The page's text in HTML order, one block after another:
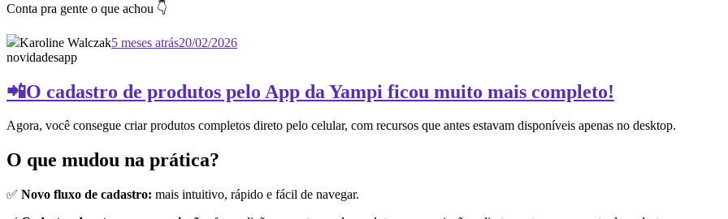
Conta pra gente o que achou 👇
Karoline Walczak5 meses atrás20/02/2026
novidadesapp
📲O cadastro de produtos pelo App da Yampi ficou muito mais completo!
Agora, você consegue criar produtos completos direto pelo celular, com recursos que antes estavam disponíveis apenas no desktop.
O que mudou na prática?
✅ Novo fluxo de cadastro: mais intuitivo, rápido e fácil de navegar.